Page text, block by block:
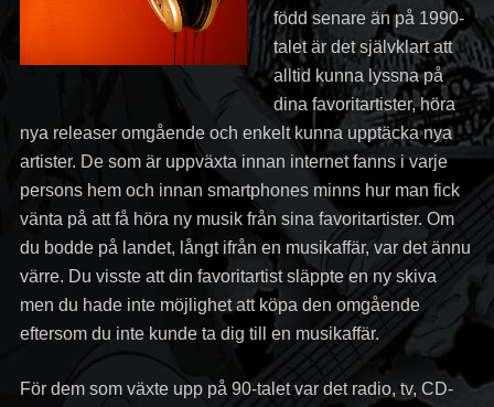
född senare än på 1990-
talet är det självklart att
alltid kunna lyssna på
dina favoritartister, höra
nya releaser omgående och enkelt kunna upptäcka nya
artister. De som är uppväxta innan internet fanns i varje
persons hem och innan smartphones minns hur man fick
vänta på att få höra ny musik från sina favoritartister. Om
du bodde på landet, långt ifrån en musikaffär, var det ännu
värre. Du visste att din favoritartist släppte en ny skiva
men du hade inte möjlighet att köpa den omgående
eftersom du inte kunde ta dig till en musikaffär.
För dem som växte upp på 90-talet var det radio, tv, CD-